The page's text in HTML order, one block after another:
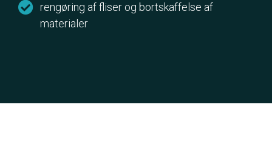
rengøring af fliser og bortskaffelse af
materialer